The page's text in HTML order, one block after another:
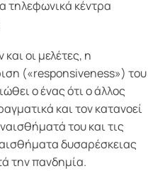
τηλεφωνικά κέντρα
οι μελέτες, η
(«responsiveness») του
ο ένας ότι ο άλλος
και τον κατανοεί
του και τις
δυσαρέσκειας
την πανδημία.